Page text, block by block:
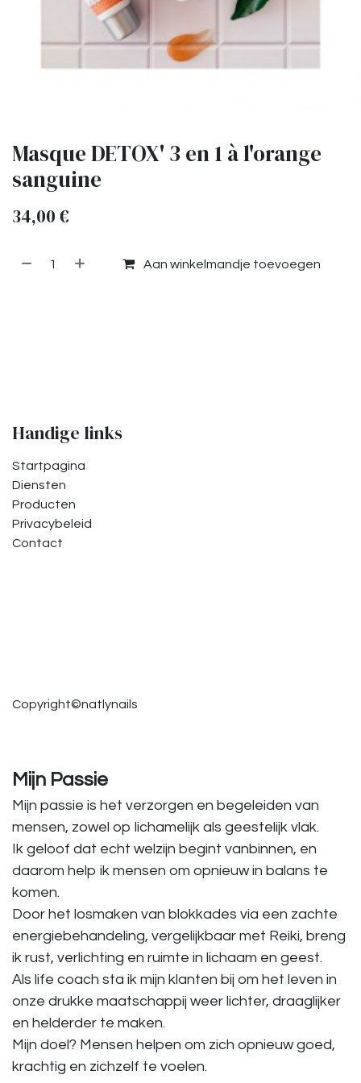
Masque DETOX' 3 en 1 à l'orange
sanguine
34,00 €
Aan winkelmandje toevoegen
Handige links
Startpagina
Diensten
Producten
Privacybeleid
Contact
Copyright©natlynails
Mijn Passie
Mijn passie is het verzorgen en begeleiden van
mensen, zowel op lichamelijk als geestelijk vlak.
Ik geloof dat echt welzijn begint vanbinnen, en
daarom help ik mensen om opnieuw in balans te
komen.
Door het losmaken van blokkades via een zachte
energiebehandeling, vergelijkbaar met Reiki, breng
ik rust, verlichting en ruimte in lichaam en geest.
Als life coach sta ik mijn klanten bij om het leven in
onze drukke maatschappij weer lichter, draaglijker
en helderder te maken.
Mijn doel? Mensen helpen om zich opnieuw goed,
krachtig en zichzelf te voelen.